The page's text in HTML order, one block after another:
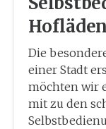
Die
einer Stadt
möchten wir
mit zu den